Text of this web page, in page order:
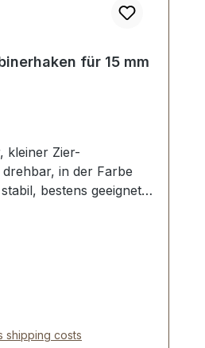
für 15 mm
kleiner Zier-
in der Farbe
bestens geeignet
shipping costs